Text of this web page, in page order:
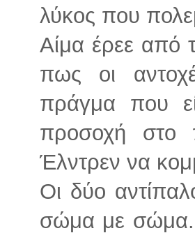
λύκος που
Αίμα έρεε από
πως οι
πράγμα που
προσοχή στο
Έλντρεν να
Οι δύο
σώμα με σώμα.